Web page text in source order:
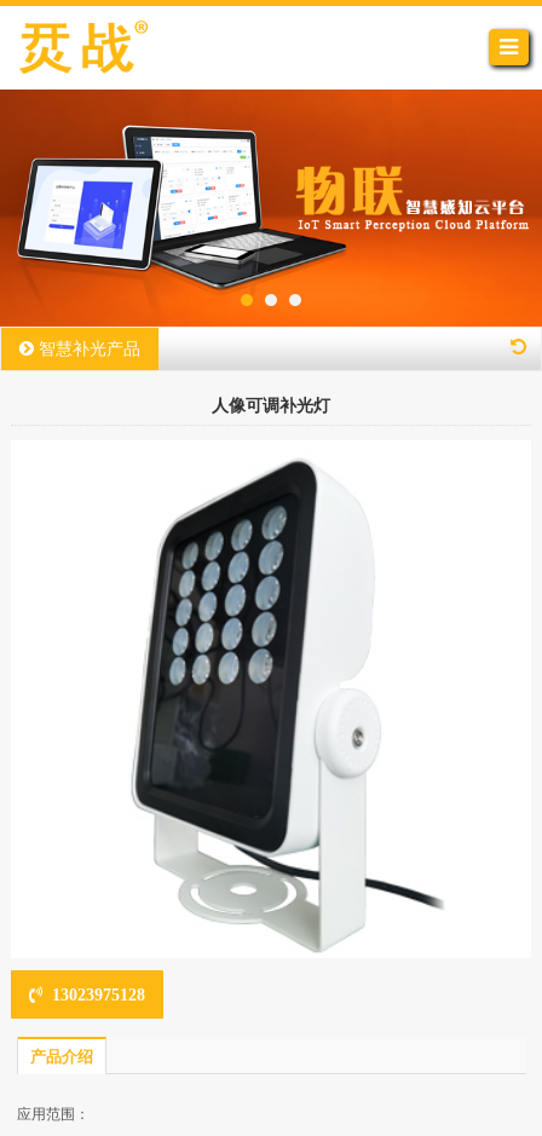
智慧补光产品
人像可调补光灯
13023975128
产品介绍
应用范围：